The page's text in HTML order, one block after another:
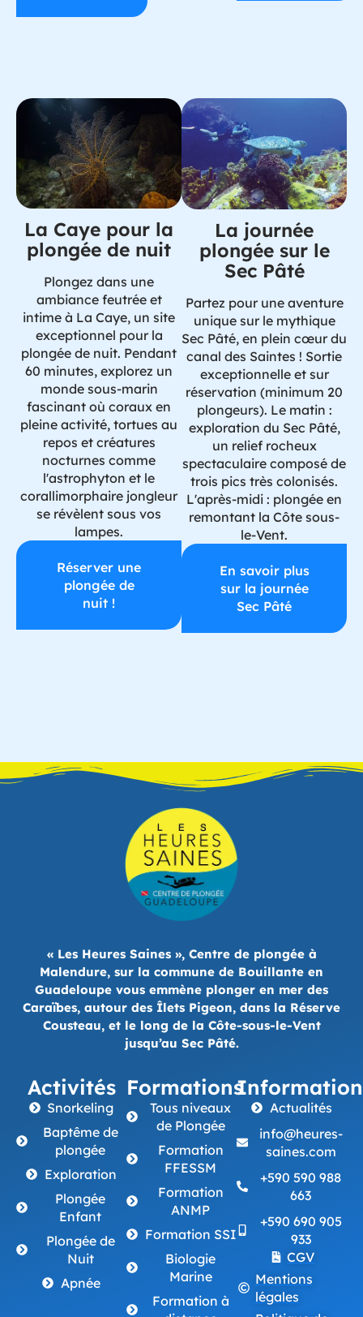
La Caye pour la
plongée de nuit
Plongez dans une
ambiance feutrée et
intime à La Caye, un site
exceptionnel pour la
plongée de nuit. Pendant
60 minutes, explorez un
monde sous-marin
fascinant où coraux en
pleine activité, tortues au
repos et créatures
nocturnes comme
l'astrophyton et le
corallimorphaire jongleur
se révèlent sous vos
lampes.
Réserver une
plongée de
nuit !
La journée
plongée sur le
Sec Pâté
Partez pour une aventure
unique sur le mythique
Sec Pâté, en plein cœur du
canal des Saintes ! Sortie
exceptionnelle et sur
réservation (minimum 20
plongeurs). Le matin :
exploration du Sec Pâté,
un relief rocheux
spectaculaire composé de
trois pics très colonisés.
L'après-midi : plongée en
remontant la Côte sous-
le-Vent.
En savoir plus
sur la journée
Sec Pâté
« Les Heures Saines », Centre de plongée à
Malendure, sur la commune de Bouillante en
Guadeloupe vous emmène plonger en mer des
Caraïbes, autour des Îlets Pigeon, dans la Réserve
Cousteau, et le long de la Côte-sous-le-Vent
jusqu’au Sec Pâté.
Activités
Snorkeling
Baptême de
plongée
Exploration
Plongée
Enfant
Plongée de
Nuit
Apnée
Formations
Tous niveaux
de Plongée
Formation
FFESSM
Formation
ANMP
Formation SSI
Biologie
Marine
Formation à
Actualités
info@heures-
saines.com
+590 590 988
663
+590 690 905
933
CGV
Mentions
légales